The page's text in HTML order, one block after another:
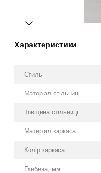
Характеристики
Стиль
Матеріал стільниці
Товщина стільниці
Матеріал каркаса
Колір каркаса
Глибина, мм